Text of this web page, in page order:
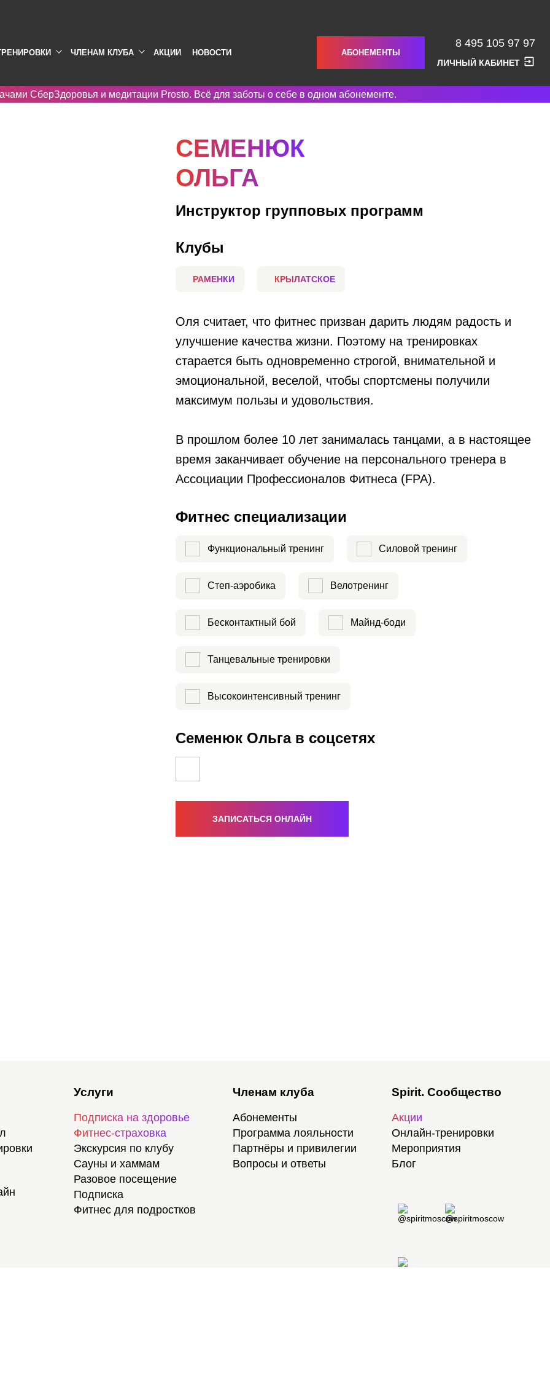
ЧЛЕНАМ КЛУБА АКЦИИ НОВОСТИ АБОНЕМЕНТЫ
8 495 105 97 97
ЛИЧНЫЙ КАБИНЕТ
СберЗдоровья и медитации Prosto. Всё для заботы о себе в одном абонементе.
СЕМЕНЮК
ОЛЬГА
Инструктор групповых программ
Клубы
РАМЕНКИ КРЫЛАТСКОЕ
Оля считает, что фитнес призван дарить людям радость и
улучшение качества жизни. Поэтому на тренировках
старается быть одновременно строгой, внимательной и
эмоциональной, веселой, чтобы спортсмены получили
максимум пользы и удовольствия.
В прошлом более 10 лет занималась танцами, а в настоящее
время заканчивает обучение на персонального тренера в
Ассоциации Профессионалов Фитнеса (FPA).
Фитнес специализации
Функциональный тренинг Силовой тренинг
Степ-аэробика Велотренинг
Бесконтактный бой Майнд-боди
Танцевальные тренировки
Высокоинтенсивный тренинг
Семенюк Ольга в соцсетях
ЗАПИСАТЬСЯ ОНЛАЙН
Услуги
Подписка на здоровье
Фитнес-страховка
Экскурсия по клубу
Сауны и хаммам
Разовое посещение
Подписка
Фитнес для подростков
Членам клуба
Абонементы
Программа лояльности
Партнёры и привилегии
Вопросы и ответы
Spirit. Сообщество
Акции
Онлайн-тренировки
Мероприятия
Блог